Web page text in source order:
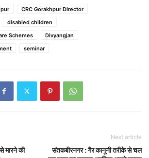
CRC Gorakhpur Director
disabled children
Schemes
Divyangjan
seminar
मारने की
Next article
संतकबीरनगर : गैर कानूनी तरीके से चल